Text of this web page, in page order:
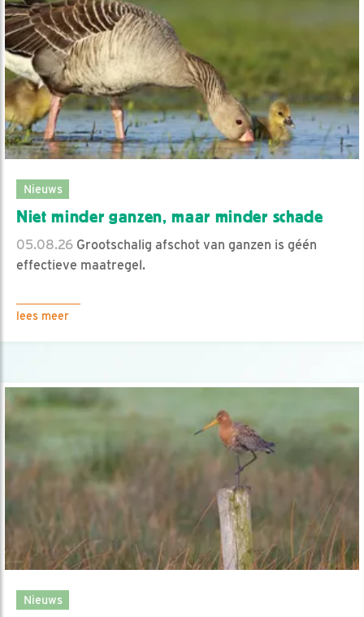
Nieuws
Niet minder ganzen, maar minder schade
05.08.26 Grootschalig afschot van ganzen is géén
effectieve maatregel.
lees meer
Nieuws